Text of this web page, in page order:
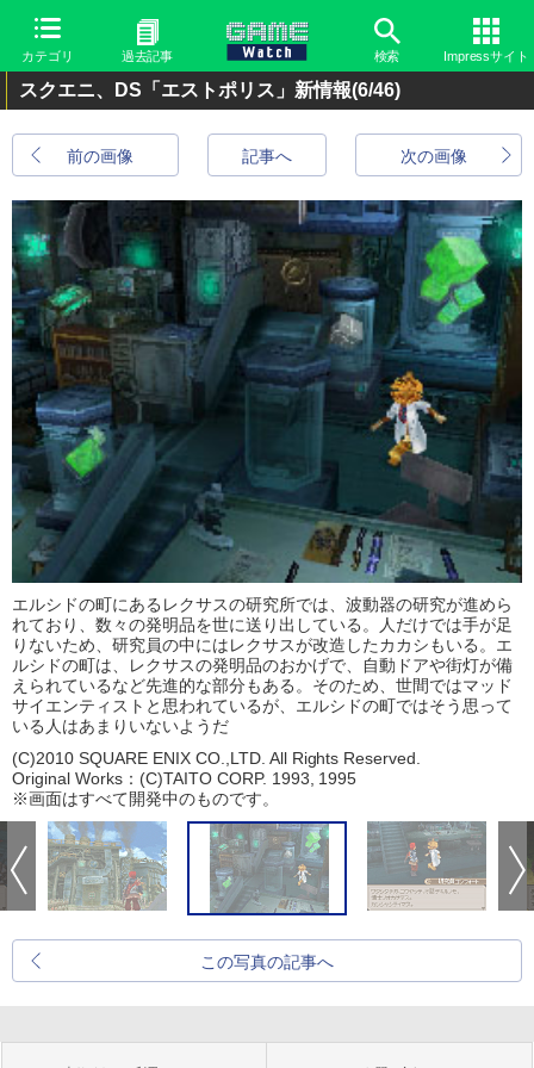
カテゴリ 過去記事 検索 Impressサイト
スクエニ、DS「エストポリス」新情報(6/46)
前の画像 次の画像
記事へ
エルシドの町にあるレクサスの研究所では、波動器の研究が進めら
れており、数々の発明品を世に送り出している。人だけでは手が足
りないため、研究員の中にはレクサスが改造したカカシもいる。エ
ルシドの町は、レクサスの発明品のおかげで、自動ドアや街灯が備
えられているなど先進的な部分もある。そのため、世間ではマッド
サイエンティストと思われているが、エルシドの町ではそう思って
いる人はあまりいないようだ
(C)2010 SQUARE ENIX CO.,LTD. All Rights Reserved.
Original Works：(C)TAITO CORP. 1993, 1995
※画面はすべて開発中のものです。
この写真の記事へ